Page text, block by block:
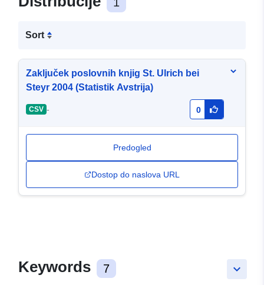
1
Sort
Zaključek poslovnih knjig St. Ulrich bei
Steyr 2004 (Statistik Avstrija)
CSV - 0
Predogled
Dostop do naslova URL
keyboard_arrow_down
Keywords 7